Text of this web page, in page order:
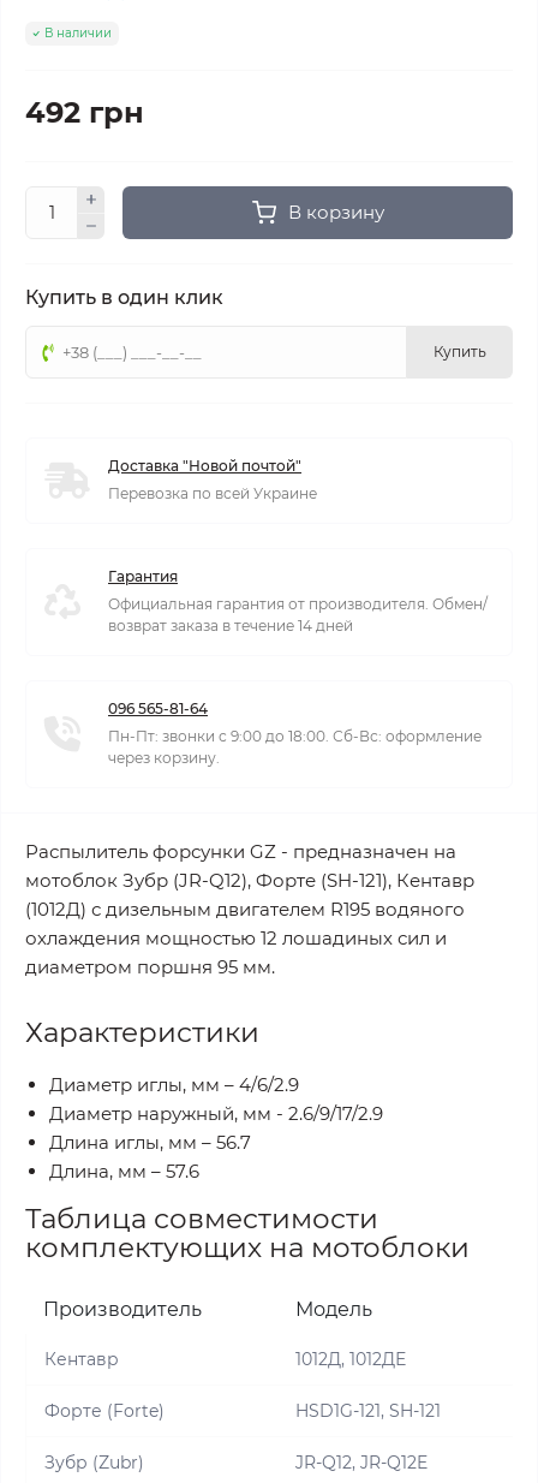
В наличии
492 грн
В корзину
Купить в один клик
Купить
Доставка "Новой почтой"
Перевозка по всей Украине
Гарантия
Официальная гарантия от производителя. Обмен/
возврат заказа в течение 14 дней
096 565-81-64
Пн-Пт: звонки с 9:00 до 18:00. Сб-Вс: оформление
через корзину.
Распылитель форсунки GZ - предназначен на
мотоблок Зубр (JR-Q12), Форте (SH-121), Кентавр
(1012Д) с дизельным двигателем R195 водяного
охлаждения мощностью 12 лошадиных сил и
диаметром поршня 95 мм.
Характеристики
Диаметр иглы, мм – 4/6/2.9
Диаметр наружный, мм - 2.6/9/17/2.9
Длина иглы, мм – 56.7
Длина, мм – 57.6
Таблица совместимости
комплектующих на мотоблоки
Производитель Модель
Кентавр 1012Д, 1012ДЕ
Форте (Forte) HSD1G-121, SH-121
Зубр (Zubr) JR-Q12, JR-Q12E